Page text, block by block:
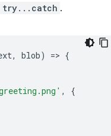
try...catch .
, blob) => {
,
{